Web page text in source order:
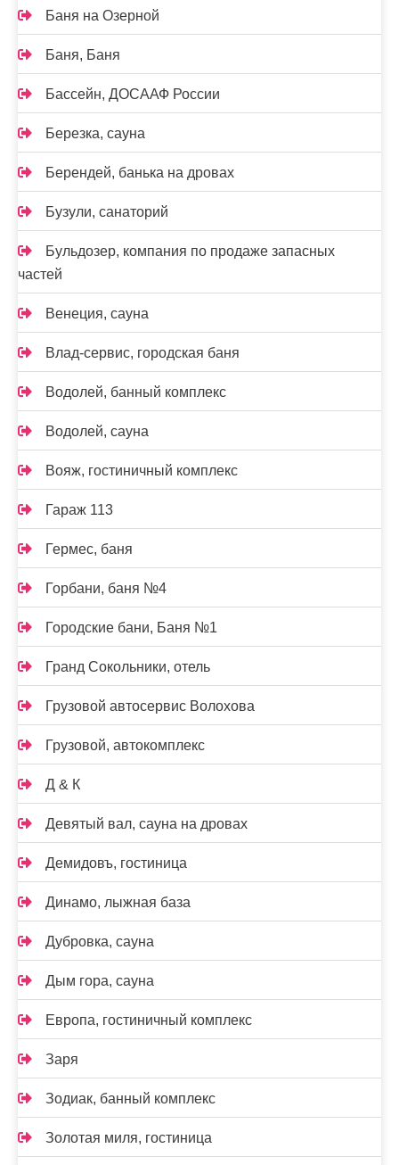
Баня на Озерной
Баня, Баня
Бассейн, ДОСААФ России
Березка, сауна
Берендей, банька на дровах
Бузули, санаторий
Бульдозер, компания по продаже запасных
частей
Венеция, сауна
Влад-сервис, городская баня
Водолей, банный комплекс
Водолей, сауна
Вояж, гостиничный комплекс
Гараж 113
Гермес, баня
Горбани, баня №4
Городские бани, Баня №1
Гранд Сокольники, отель
Грузовой автосервис Волохова
Грузовой, автокомплекс
Д & К
Девятый вал, сауна на дровах
Демидовъ, гостиница
Динамо, лыжная база
Дубровка, сауна
Дым гора, сауна
Европа, гостиничный комплекс
Заря
Зодиак, банный комплекс
Золотая миля, гостиница